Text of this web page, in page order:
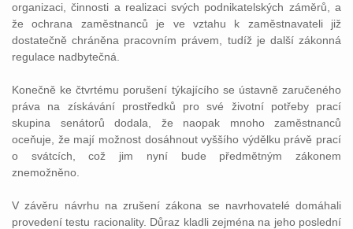
organizaci, činnosti a realizaci svých podnikatelských záměrů, a
že ochrana zaměstnanců je ve vztahu k zaměstnavateli již
dostatečně chráněna pracovním právem, tudíž je další zákonná
regulace nadbytečná.
Konečně ke čtvrtému porušení týkajícího se ústavně zaručeného
práva na získávání prostředků pro své životní potřeby prací
skupina senátorů dodala, že naopak mnoho zaměstnanců
oceňuje, že mají možnost dosáhnout vyššího výdělku právě prací
o svátcích, což jim nyní bude předmětným zákonem
znemožněno.
V závěru návrhu na zrušení zákona se navrhovatelé domáhali
provedení testu racionality. Důraz kladli zejména na jeho poslední